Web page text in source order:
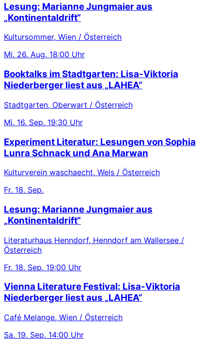
Lesung: Marianne Jungmaier aus
„Kontinentaldrift“
Kultursommer, Wien / Österreich
Mi. 26. Aug. 18:00 Uhr
Booktalks im Stadtgarten: Lisa-Viktoria
Niederberger liest aus „LAHEA“
Stadtgarten, Oberwart / Österreich
Mi. 16. Sep. 19:30 Uhr
Experiment Literatur: Lesungen von Sophia
Lunra Schnack und Ana Marwan
Kulturverein waschaecht, Wels / Österreich
Fr. 18. Sep.
Lesung: Marianne Jungmaier aus
„Kontinentaldrift“
Literaturhaus Henndorf, Henndorf am Wallersee /
Österreich
Fr. 18. Sep. 19:00 Uhr
Vienna Literature Festival: Lisa-Viktoria
Niederberger liest aus „LAHEA“
Café Melange, Wien / Österreich
Sa. 19. Sep. 14:00 Uhr